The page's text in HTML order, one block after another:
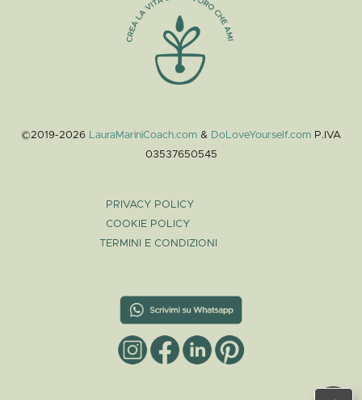
PRIVACY POLICY
COOKIE POLICY
TERMINI E CONDIZIONI
©2019-2026 LauraMariniCoach.com & DoLoveYourself.com P.IVA
03537650545